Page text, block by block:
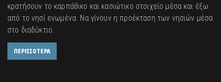
κρατήσουν το καρπάθικο και κασιώτικο στοιχείο μέσα και έξω
από το νησί ενωμένα. Να γίνουν η προέκταση των νησιών μέσα
στο διαδύκτιο.
ΠΕΡΙΣΣΟΤΕΡΑ